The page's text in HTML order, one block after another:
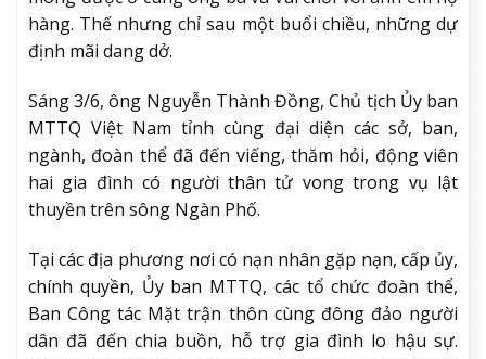
hàng. Thế nhưng chỉ sau một buổi chiều, những dự
định mãi dang dở.
Sáng 3/6, ông Nguyễn Thành Đồng, Chủ tịch Ủy ban
MTTQ Việt Nam tỉnh cùng đại diện các sở, ban,
ngành, đoàn thể đã đến viếng, thăm hỏi, động viên
hai gia đình có người thân tử vong trong vụ lật
thuyền trên sông Ngàn Phố.
Tại các địa phương nơi có nạn nhân gặp nạn, cấp ủy,
chính quyền, Ủy ban MTTQ, các tổ chức đoàn thể,
Ban Công tác Mặt trận thôn cùng đông đảo người
dân đã đến chia buồn, hỗ trợ gia đình lo hậu sự.